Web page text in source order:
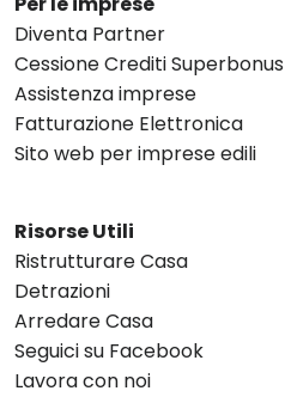
Diventa Partner
Cessione Crediti Superbonus
Assistenza imprese
Fatturazione Elettronica
Sito web per imprese edili
Risorse Utili
Ristrutturare Casa
Detrazioni
Arredare Casa
Seguici su Facebook
Lavora con noi